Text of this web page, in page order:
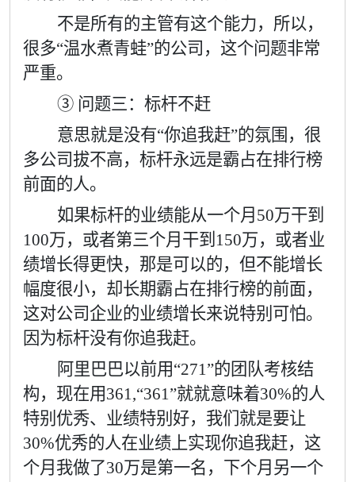
不是所有的主管有这个能力，所以，
很多“温水煮青蛙”的公司，这个问题非常
严重。
③ 问题三：标杆不赶
意思就是没有“你追我赶”的氛围，很
多公司拔不高，标杆永远是霸占在排行榜
前面的人。
如果标杆的业绩能从一个月 50万干到
100万，或者第三个月干到 150万，或者业
绩增长得更快，那是可以的，但不能增长
幅度很小，却长期霸占在排行榜的前面，
这对公司企业的业绩增长来说特别可怕。
因为标杆没有你追我赶。
阿里巴巴以前用“271”的团队考核结
构，现在用361,“361”就就意味着30%的人
特别优秀、业绩特别好，我们就是要让
30%优秀的人在业绩上实现你追我赶，这
个月我做了30万是第一名，下个月另一个